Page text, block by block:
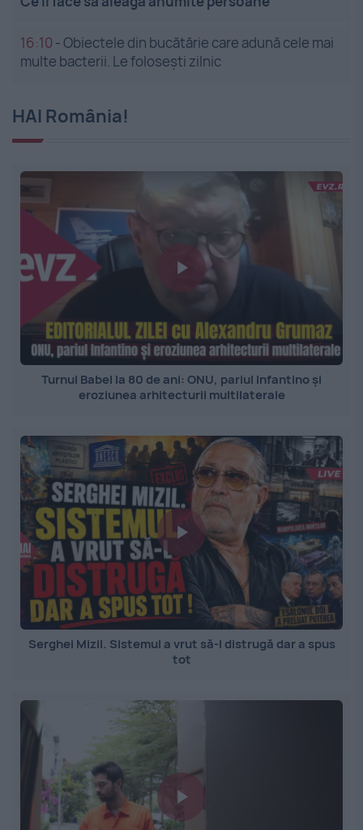
16:10 -Obiectele din bucătărie care adună cele mai
multe bacterii. Le folosești zilnic
HAI România!
Turnul Babel la 80 de ani: ONU, pariul Infantino și
eroziunea arhitecturii multilaterale
Serghei Mizil. Sistemul a vrut să-l distrugă dar a spus
tot